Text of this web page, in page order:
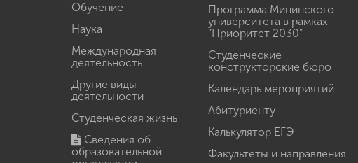
Обучение
Наука
Международная
деятельность
Другие виды
деятельности
Студенческая жизнь
Сведения об
образовательной
Программа Мининского
университета в рамках
"Приоритет 2030"
Студенческие
конструкторские бюро
Календарь мероприятий
Абитуриенту
Калькулятор ЕГЭ
Факультеты и направления